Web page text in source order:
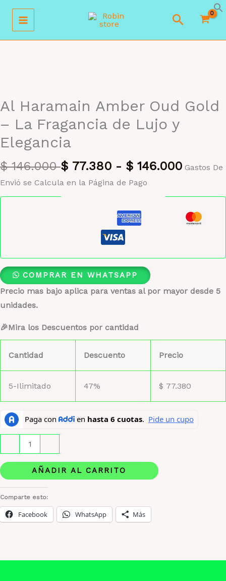
contenido
Buscar
Al Haramain Amber Oud Gold
– La Fragancia de Lujo y
Elegancia
$146.000 $ 77.380 - $ 146.000 Gastos De
Envió se Calcula en la Página de Pago
COMPRAR EN WHATSAPP
Precio mas bajo aplica para ventas al por mayor desde 5
unidades.
🎉Mira los Descuentos por cantidad
Cantidad Descuento Precio
5-Ilimitado 47% $ 77.380
Haramain
Amber
Oud
Gold
-
La
AÑADIR AL CARRITO
Comparte esto:
Facebook WhatsApp Más